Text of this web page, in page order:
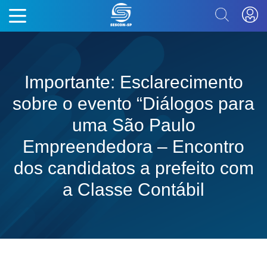
Importante: Esclarecimento
sobre o evento “Diálogos para
uma São Paulo
Empreendedora – Encontro
dos candidatos a prefeito com
a Classe Contábil